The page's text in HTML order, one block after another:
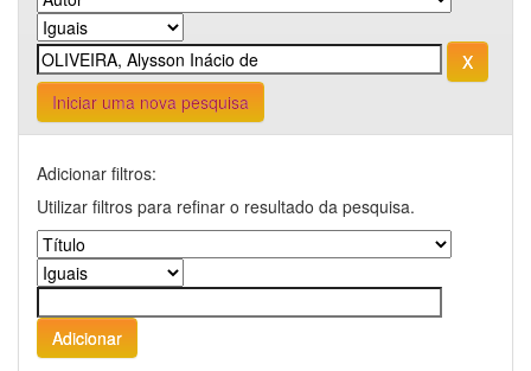
Iniciar uma nova pesquisa
Adicionar filtros:
Utilizar filtros para refinar o resultado da pesquisa.